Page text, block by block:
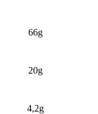
66g
20g
4,2g